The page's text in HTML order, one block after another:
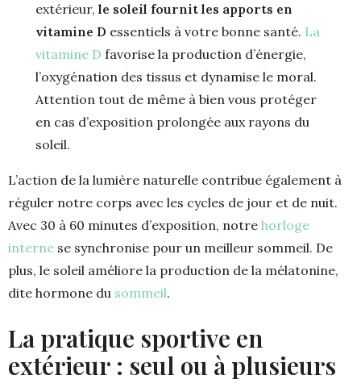
extérieur,le soleil fournit les apports en
vitamine D essentiels à votre bonne santé. La
vitamine D favorise la production d’énergie,
l’oxygénation des tissus et dynamise le moral.
Attention tout de même à bien vous protéger
en cas d’exposition prolongée aux rayons du
soleil.
L’action de la lumière naturelle contribue également à
réguler notre corps avec les cycles de jour et de nuit.
Avec 30 à 60 minutes d’exposition, notre horloge
interne se synchronise pour un meilleur sommeil. De
plus, le soleil améliore la production de la mélatonine,
dite hormone du sommeil.
La pratique sportive en
extérieur : seul ou à plusieurs